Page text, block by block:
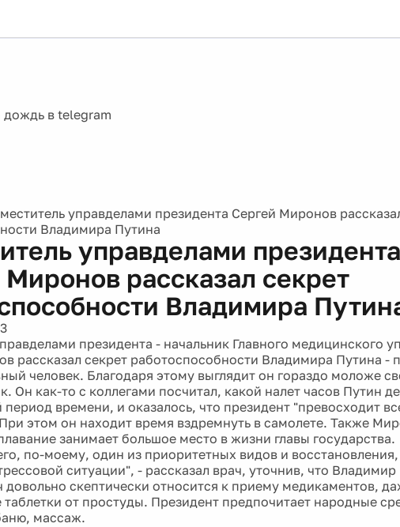
управделами президента Сергей Миронов
Владимира Путина
управделами президента
рассказал секрет
Владимира
президента - начальник Главного медицинского
рассказал секрет работоспособности Владимира Путина -
человек. Благодаря этому выглядит он гораздо моложе
Он как-то с коллегами посчитал, какой налет часов Путин
времени, и оказалось, что президент "превосходит
этом он находит время вздремнуть в самолете. Также
занимает большое место в жизни главы государства.
по-моему, один из приоритетных видов и
ситуации", - рассказал врач, уточнив, что Владимир
скептически относится к приему медикаментов,
таблетки от простуды. Президент предпочитает народные
массаж.